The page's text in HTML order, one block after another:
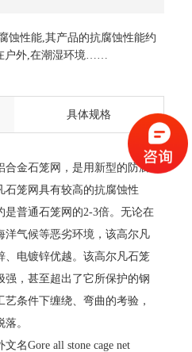
蚀性能,其产品的抗腐蚀性能约
户外,在潮湿环境……
具体规格
金石笼网，是用新型的防腐
石笼网具有较高的抗腐蚀性
是普通石笼网的2-3倍。无论在
洋气候等恶劣环境，该高尔凡
、电镀锌优越。该高尔凡石笼
强，甚至超出了它所保护的钢
条件下缠绕、弯曲的考验，
。
Gore all stone cage net